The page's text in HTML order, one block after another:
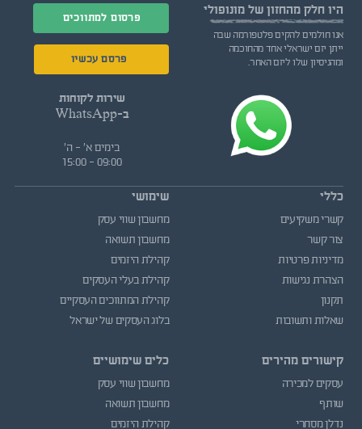
היו חלק מהחזון של מונופולי
אנו חולמים להקים פלטפורמה שבה
ייתן יזם ישראלי אחד מהחוכמה
ומהניסיון שלו ליזם האחר.
פרסום למתווכים
פרסם עכשיו
שירות לקוחות
ב-WhatsApp
בימים א' - ה'
09:00 - 15:00
כללי
קשרי משקיעים
צור קשר
מדיניות פרטיות
הצהרת נגישות
תקנון
שאלות ותשובות
קישורים מהירים
עסקים למכירה
שותף
נדלן מסחרי
שימושי
מחשבון שווי עסק
מחשבון תשואה
קהילת היזמים
קהילת בעלי העסקים
קהילת המתווכים העסקיים
בלוג העסקים של ישראל
כלים שימושיים
מחשבון שווי עסק
מחשבון תשואה
קהילת היזמים